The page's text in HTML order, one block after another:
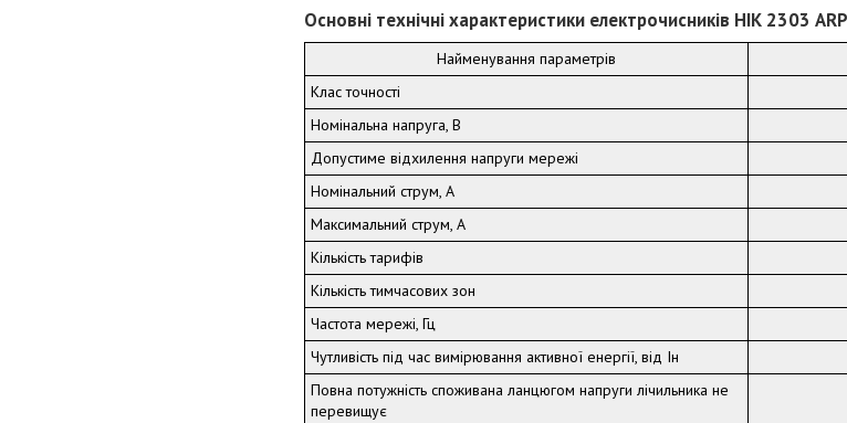
Основні технічні характеристики електрочисників НІК 2303
Найменування параметрів
Клас точності
Номінальна напруга, В
Допустиме відхилення напруги мережі
Номінальний струм, А
Максимальний струм, А
Кількість тарифів
Кількість тимчасових зон
Частота мережі, Гц
Чутливість під час вимірювання активної енергії, від Iн
Повна потужність споживана ланцюгом напруги лічильника не
перевищує